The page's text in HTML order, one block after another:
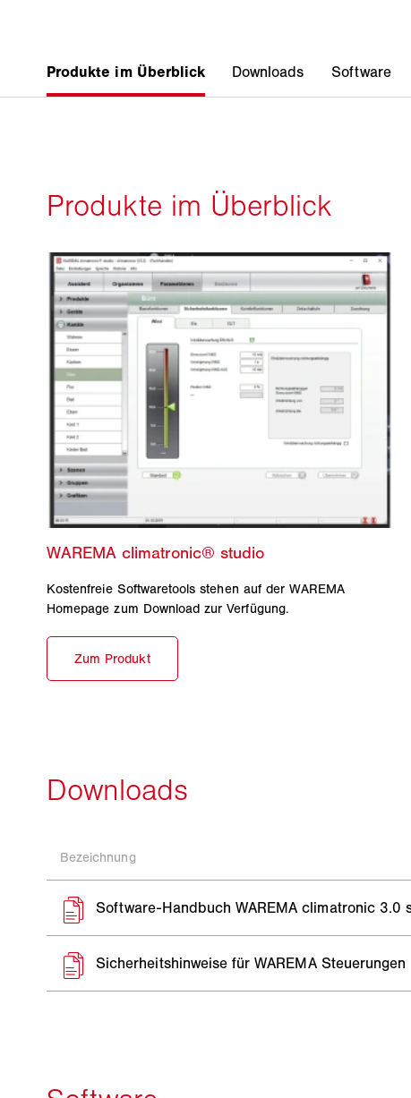
Kostenfreie Softwaretools stehen auf der WAREMA
Homepage zum Download zur Verfügung.